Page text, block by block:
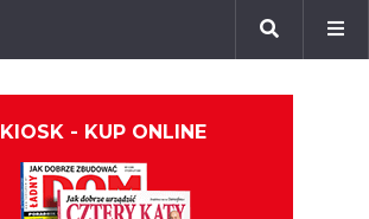
KIOSK - KUP ONLINE